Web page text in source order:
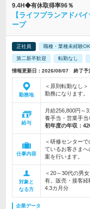
9.4H◆有休取得率96％
【ライフプランアドバ
ープ
正社員 職種・業種未経験OK
第二新卒歓迎 転勤なし
情報更新日：2026/08/07 終了予
勤務地
＜原則転勤なし
勤務になります
給与
月給256,800円～
養手当・営業手
初年度の年収：
仕事内容
＜研修センター
ているお客さま
案を行います。
対象と
なる方
＜20～30代の男
有。販売・接客
4.3カ月分
企業データ